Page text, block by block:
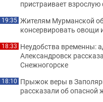
пристраивает
19:35 Жителям Мурманской
консервировать овощи
18:33 Неудобства временны:
Александровск
Снежногорске
18:10 Прыжок веры в
рассказали об опасной